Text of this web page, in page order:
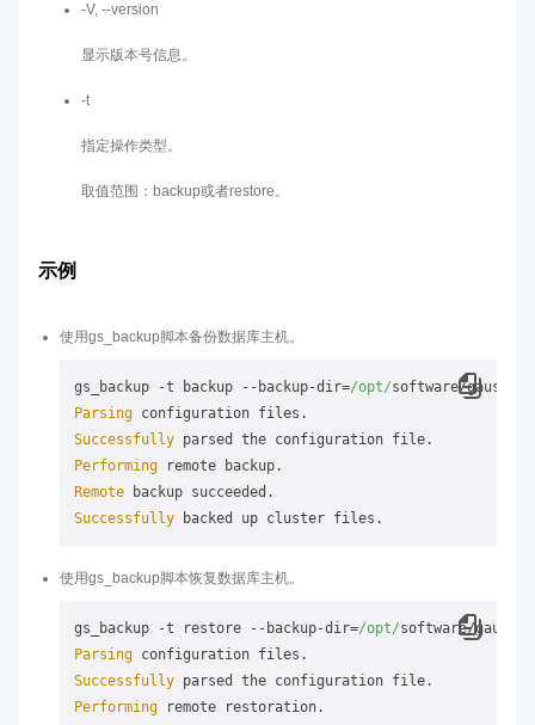
-V, --version
显示版本号信息。
-t
指定操作类型。
取值范围：backup或者restore。
示例
使用gs_backup脚本备份数据库主机。
gs_backup -t backup --backup-dir=/opt/
Parsing
Successfully
Performing
Remote
Successfully
使用gs_backup脚本恢复数据库主机。
gs_backup -t restore --backup-dir=/opt/
Parsing
Successfully
Performing